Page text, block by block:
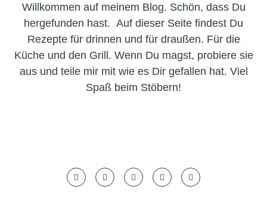
Willkommen auf meinem Blog. Schön, dass Du
hergefunden hast. Auf dieser Seite findest Du
Rezepte für drinnen und für draußen. Für die
Küche und den Grill. Wenn Du magst, probiere sie
aus und teile mir mit wie es Dir gefallen hat. Viel
Spaß beim Stöbern!